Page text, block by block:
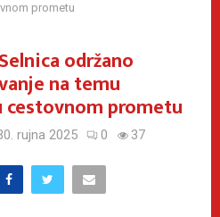
prometu
održano
na temu
prometu
rujna 2025 0 37